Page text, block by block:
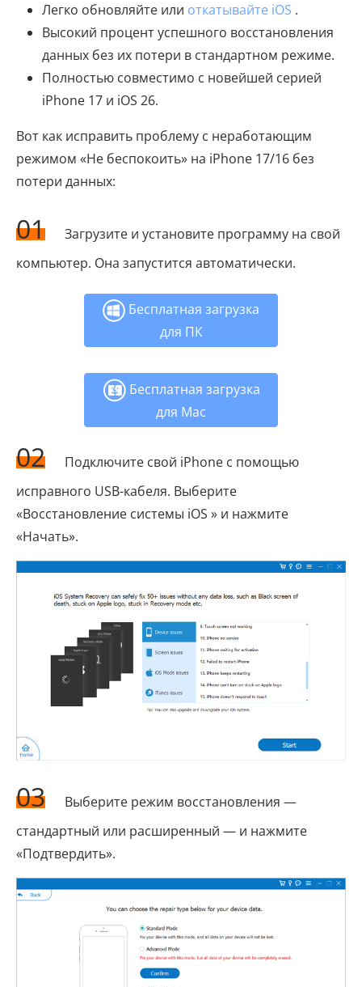
Легко обновляйте или откатывайте iOS .
Высокий процент успешного восстановления
данных без их потери в стандартном режиме.
Полностью совместимо с новейшей серией
iPhone 17 и iOS 26.
Вот как исправить проблему с неработающим
режимом «Не беспокоить» на iPhone 17/16 без
потери данных:
01
Загрузите и установите программу на свой
компьютер. Она запустится автоматически.
Бесплатная загрузка
для ПК
Бесплатная загрузка
для Mac
02
Подключите свой iPhone с помощью
исправного USB-кабеля. Выберите
«Восстановление системы iOS » и нажмите
«Начать».
03
Выберите режим восстановления —
стандартный или расширенный — и нажмите
«Подтвердить».